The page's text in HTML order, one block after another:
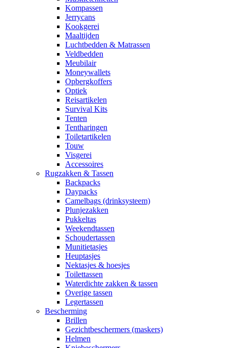
Kompassen
Jerrycans
Kookgerei
Maaltijden
Luchtbedden & Matrassen
Veldbedden
Meubilair
Moneywallets
Opbergkoffers
Optiek
Reisartikelen
Survival Kits
Tenten
Tentharingen
Toiletartikelen
Touw
Visgerei
Accessoires
Rugzakken & Tassen
Backpacks
Daypacks
Camelbags (drinksysteem)
Plunjezakken
Pukkeltas
Weekendtassen
Schoudertassen
Munitietasjes
Heuptasjes
Nektasjes & hoesjes
Toilettassen
Waterdichte zakken & tassen
Overige tassen
Legertassen
Bescherming
Brillen
Gezichtbeschermers (maskers)
Helmen